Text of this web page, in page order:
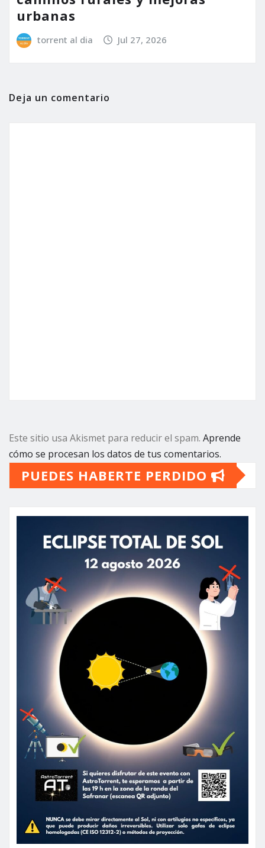
urbanas
torrent al dia Jul 27, 2026
Deja un comentario
Este sitio usa Akismet para reducir el spam. Aprende
cómo se procesan los datos de tus comentarios.
PUEDES HABERTE PERDIDO